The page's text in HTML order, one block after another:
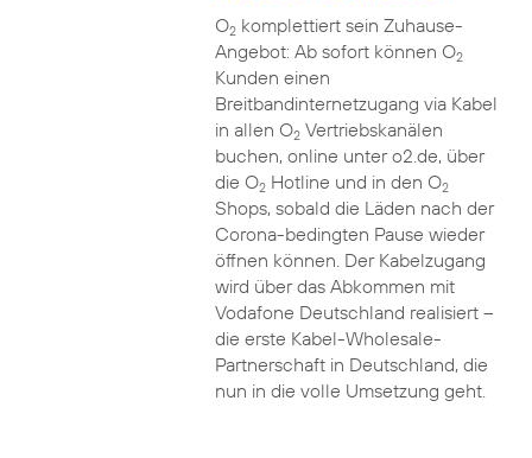
O2komplettiert sein Zuhause-
Angebot: Ab sofort können O2
Kunden einen
Breitbandinternetzugang via Kabel
in allen O2Vertriebskanälen
buchen, online unter o2.de, über
die O2Hotline und in den O2
Shops, sobald die Läden nach der
Corona-bedingten Pause wieder
öffnen können. Der Kabelzugang
wird über das Abkommen mit
Vodafone Deutschland realisiert –
die erste Kabel-Wholesale-
Partnerschaft in Deutschland, die
nun in die volle Umsetzung geht.